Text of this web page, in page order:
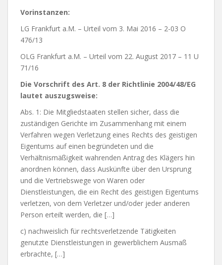
Vorinstanzen:
LG Frankfurt a.M. – Urteil vom 3. Mai 2016 – 2-03 O
476/13
OLG Frankfurt a.M. – Urteil vom 22. August 2017 – 11 U
71/16
Die Vorschrift des Art. 8 der Richtlinie 2004/48/EG
lautet auszugsweise:
Abs. 1: Die Mitgliedstaaten stellen sicher, dass die
zuständigen Gerichte im Zusammenhang mit einem
Verfahren wegen Verletzung eines Rechts des geistigen
Eigentums auf einen begründeten und die
Verhältnismäßigkeit wahrenden Antrag des Klägers hin
anordnen können, dass Auskünfte über den Ursprung
und die Vertriebswege von Waren oder
Dienstleistungen, die ein Recht des geistigen Eigentums
verletzen, von dem Verletzer und/oder jeder anderen
Person erteilt werden, die […]
c) nachweislich für rechtsverletzende Tätigkeiten
genutzte Dienstleistungen in gewerblichem Ausmaß
erbrachte, […]